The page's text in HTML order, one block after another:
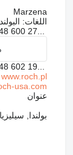
Marzena
اللغات:
600 27...
602 19...
www.roch.pl
usa.com
عنوان
بولندا, سيليزيا, 42-605, Tarnowskie Góry, ul. Kopalniana, nr 72